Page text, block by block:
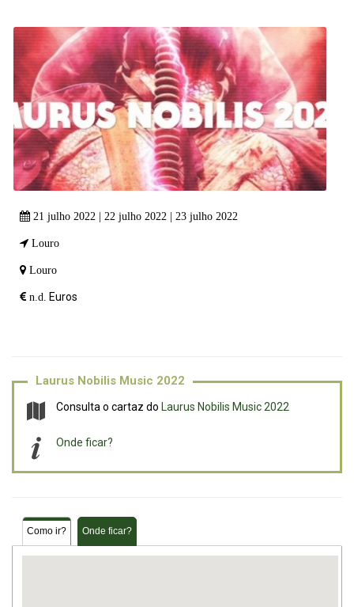
21 julho 2022 | 22 julho 2022 | 23 julho 2022
Louro
Louro
n.d. Euros
Laurus Nobilis Music 2022
Consulta o cartaz do Laurus Nobilis Music 2022
Onde ficar?
Como ir? Onde ficar?